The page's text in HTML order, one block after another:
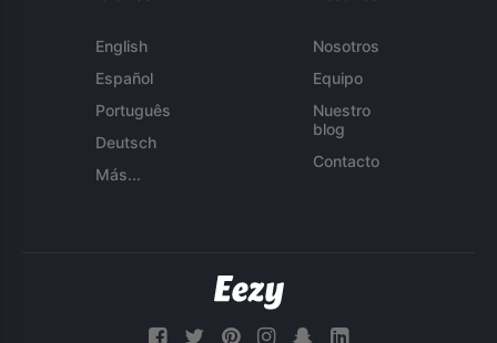
English
Español
Português
Deutsch
Más...
Nosotros
Equipo
Nuestro
blog
Contacto